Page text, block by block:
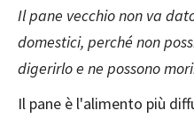
Il pane vecchio non va
domestici, perché non
digerirlo e ne possono
Il pane è l'alimento più